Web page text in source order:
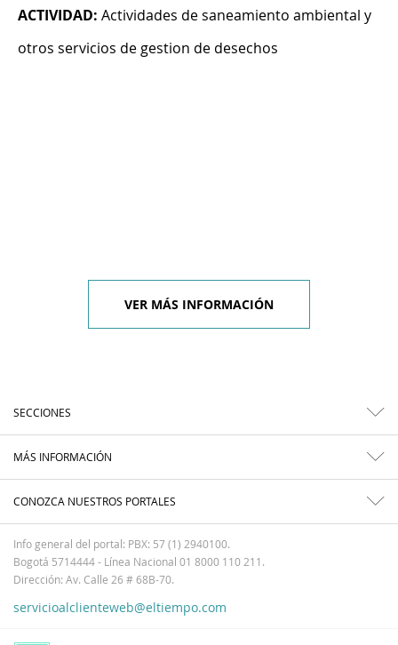
ACTIVIDAD: Actividades de saneamiento ambiental y
otros servicios de gestion de desechos
VER MÁS INFORMACIÓN
SECCIONES
MÁS INFORMACIÓN
CONOZCA NUESTROS PORTALES
Info general del portal: PBX: 57 (1) 2940100.
Bogotá 5714444 - Línea Nacional 01 8000 110 211.
Dirección: Av. Calle 26 # 68B-70.
servicioalclienteweb@eltiempo.com